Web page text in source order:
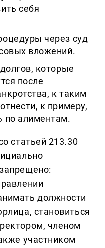
себя
через суд
вложений.
которые
после
к таким
к примеру,
по алиментам.
статьей 213.30
должности
становиться
членом
участником